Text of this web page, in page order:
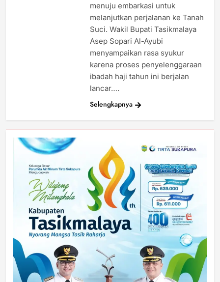
menuju embarkasi untuk
melanjutkan perjalanan ke Tanah
Suci. Wakil Bupati Tasikmalaya
Asep Sopari Al-Ayubi
menyampaikan rasa syukur
karena proses penyelenggaraan
ibadah haji tahun ini berjalan
lancar….
Selengkapnya